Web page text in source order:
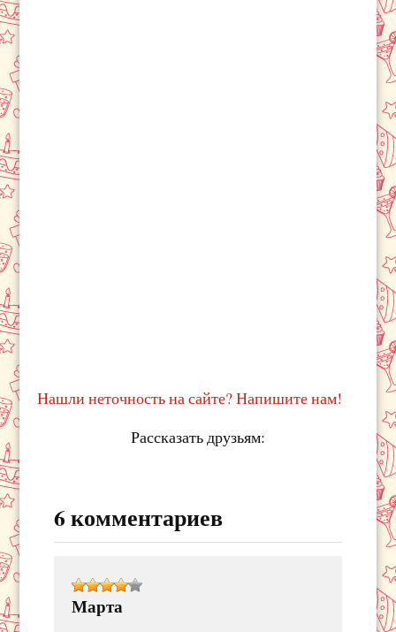
Нашли неточность на сайте? Напишите нам!
Рассказать друзьям:
6 комментариев
Марта